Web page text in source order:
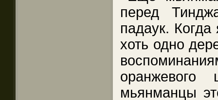
перед
падаук.
хоть одно
оранжевого
мьянманцы